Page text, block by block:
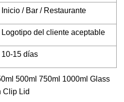
Inicio / Bar / Restaurante
Logotipo del cliente aceptable
10-15 días